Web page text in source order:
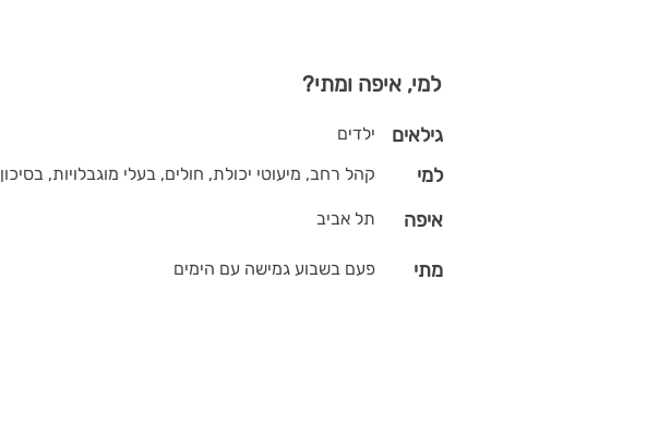
למי, איפה ומתי?
ילדים גילאים
קהל רחב, מיעוטי יכולת, חולים, בעלי מוגבלויות, בסיכון למי
תל אביב איפה
פעם בשבוע גמישה עם הימים מתי